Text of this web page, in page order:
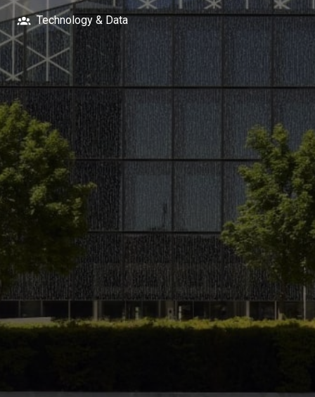
Technology & Data